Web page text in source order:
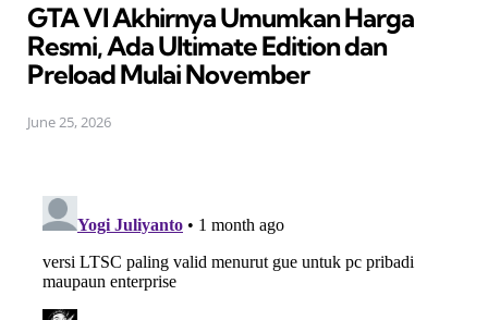
GTA VI Akhirnya Umumkan Harga
Resmi, Ada Ultimate Edition dan
Preload Mulai November
June 25, 2026